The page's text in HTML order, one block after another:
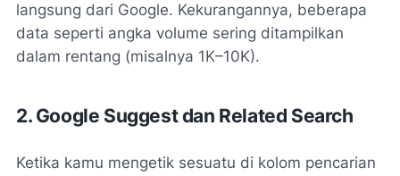
langsung dari Google. Kekurangannya, beberapa
data seperti angka volume sering ditampilkan
dalam rentang (misalnya 1K–10K).
2. Google Suggest dan Related Search
Ketika kamu mengetik sesuatu di kolom pencarian